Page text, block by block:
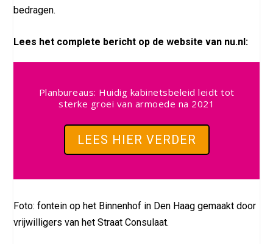
bedragen.
Lees het complete bericht op de website van nu.nl:
Planbureaus: Huidig kabinetsbeleid leidt tot
sterke groei van armoede na 2021
LEES HIER VERDER
Foto: fontein op het Binnenhof in Den Haag gemaakt door
vrijwilligers van het Straat Consulaat.